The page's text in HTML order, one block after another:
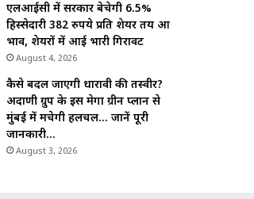
एलआईसी में सरकार बेचेगी 6.5%
हिस्सेदारी 382 रुपये प्रति शेयर तय हुआ
भाव, शेयरों में आई भारी गिरावट
August 4, 2026
कैसे बदल जाएगी धारावी की तस्वीर?
अदाणी ग्रुप के इस मेगा ग्रीन प्लान से
मुंबई में मचेगी हलचल… जानें पूरी
जानकारी…
August 3, 2026